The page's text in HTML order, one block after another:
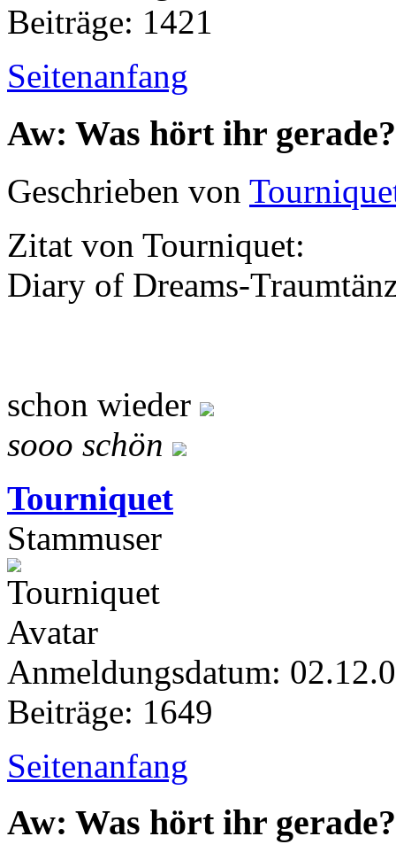
Beiträge: 1421
Seitenanfang
Aw: Was hört ihr gerade?
Geschrieben von
Zitat von Tourniquet:
Diary of Dreams-
schon wieder
sooo schön
Tourniquet
Stammuser
Anmeldungsdatum:
Beiträge: 1649
Seitenanfang
Aw: Was hört ihr gerade?